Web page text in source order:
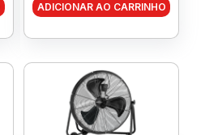
ADICIONAR AO CARRINHO